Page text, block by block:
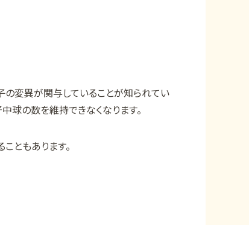
変異が関与していることが知られてい
球の数を維持できなくなります。
ともあります。